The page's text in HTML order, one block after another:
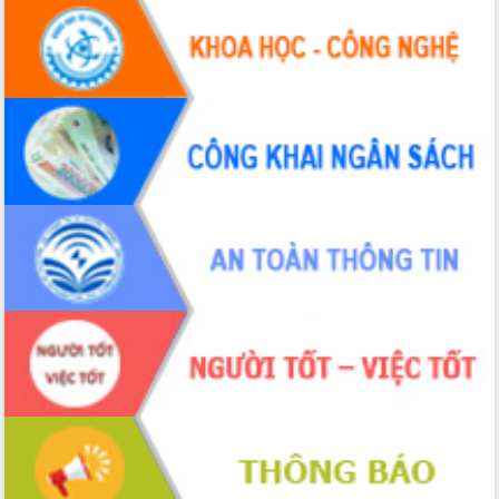
HĐND tỉnh thông qua điều chỉnh Quy
hoạch tỉnh thời kỳ 2021-2030
Hội thảo góp ý hồ sơ điều chỉnh quy
hoạch tỉnh Đắk Lắk thời kỳ 2021-2030,
tầm nhìn đến năm 2050
Nâng cao hiệu quả hoạt động của các
doanh nghiệp nhà nước
Hội nghị triển khai kết nối mạng
truyền số liệu chuyên dùng phục vụ cơ
quan Đảng, Nhà nước
Lễ phát động chuỗi hoạt động chung
tay làm sạch môi trường
Xã Ea Kar bước chuyển mình trong
công tác cải cách hành chính mô hình
mới
UBND tỉnh họp báo định kỳ tháng 4
năm 2026
Hội thảo khoa học “Giải pháp thúc đẩy
phát triển nền kinh tế xanh tại tỉnh
Đắk Lắk”